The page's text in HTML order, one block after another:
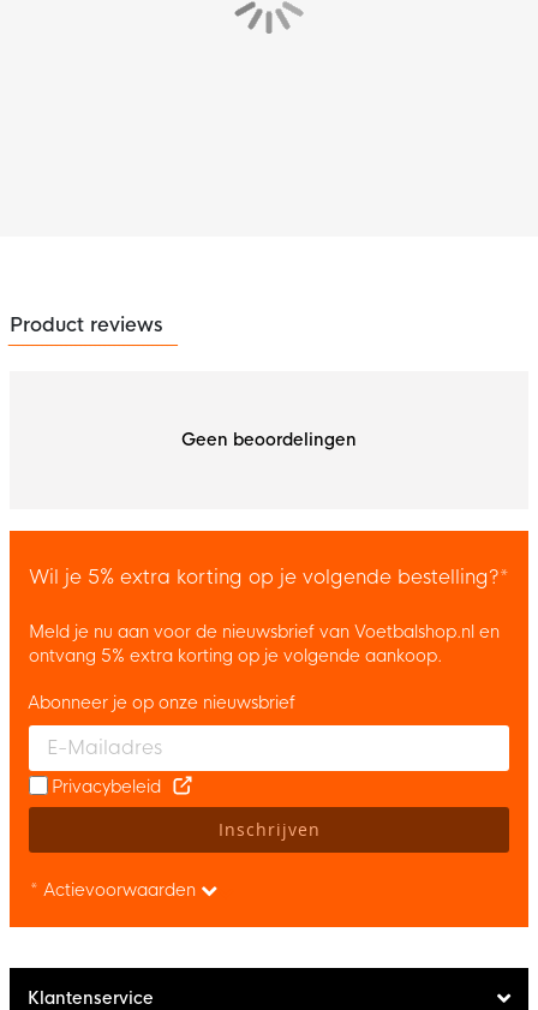
Product reviews
Geen beoordelingen
Wil je 5% extra korting op je volgende bestelling?*
Meld je nu aan voor de nieuwsbrief van Voetbalshop.nl en
ontvang 5% extra korting op je volgende aankoop.
Enter your email and accept the privacy policy to subscribe to
Abonneer je op onze nieuwsbrief
Privacybeleid
Inschrijven
* Actievoorwaarden
Klantenservice